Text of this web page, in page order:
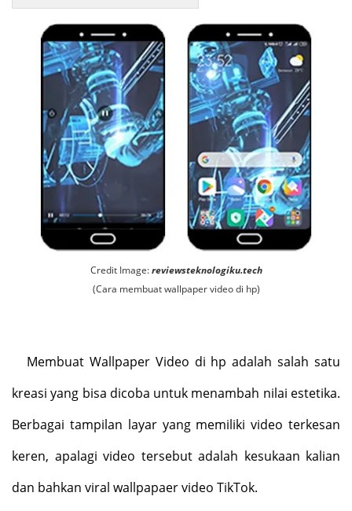
Credit Image:reviewsteknologiku.tech
(Cara membuat wallpaper video di hp)
Membuat Wallpaper Video di hp adalah salah satu
kreasi yang bisa dicoba untuk menambah nilai estetika.
Berbagai tampilan layar yang memiliki video terkesan
keren, apalagi video tersebut adalah kesukaan kalian
dan bahkan viral wallpapaer video TikTok.